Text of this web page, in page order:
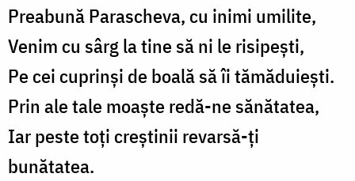
Preabună Parascheva, cu inimi umilite,
Venim cu sârg la tine să ni le risipești,
Pe cei cuprinși de boală să îi tămăduiești.
Prin ale tale moaște redă-ne sănătatea,
Iar peste toți creștinii revarsă-ți
bunătatea.